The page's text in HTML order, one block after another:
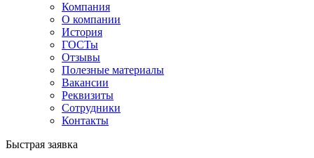
Компания
О компании
История
ГОСТы
Отзывы
Полезные материалы
Вакансии
Реквизиты
Сотрудники
Контакты
Быстрая заявка